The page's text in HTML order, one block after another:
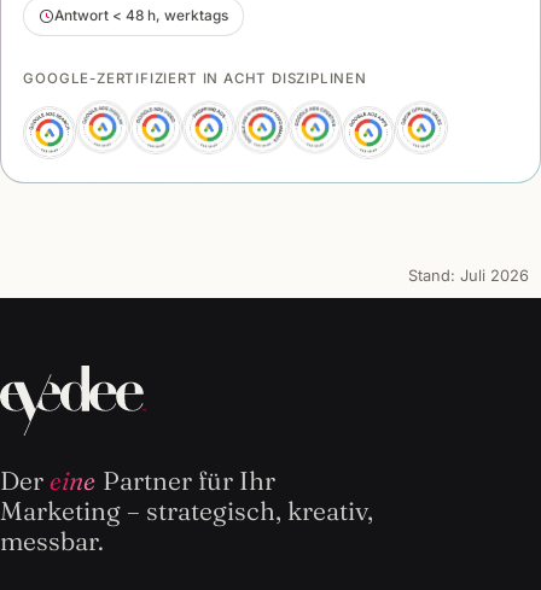
Antwort < 48 h, werktags
GOOGLE-ZERTIFIZIERT IN ACHT DISZIPLINEN
Stand: Juli 2026
Dereine Partner für Ihr
Marketing – strategisch, kreativ,
messbar.